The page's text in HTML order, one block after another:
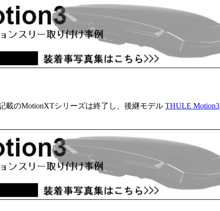
載のMotionXTシリーズは終了し、後継モデル THULE Motion3